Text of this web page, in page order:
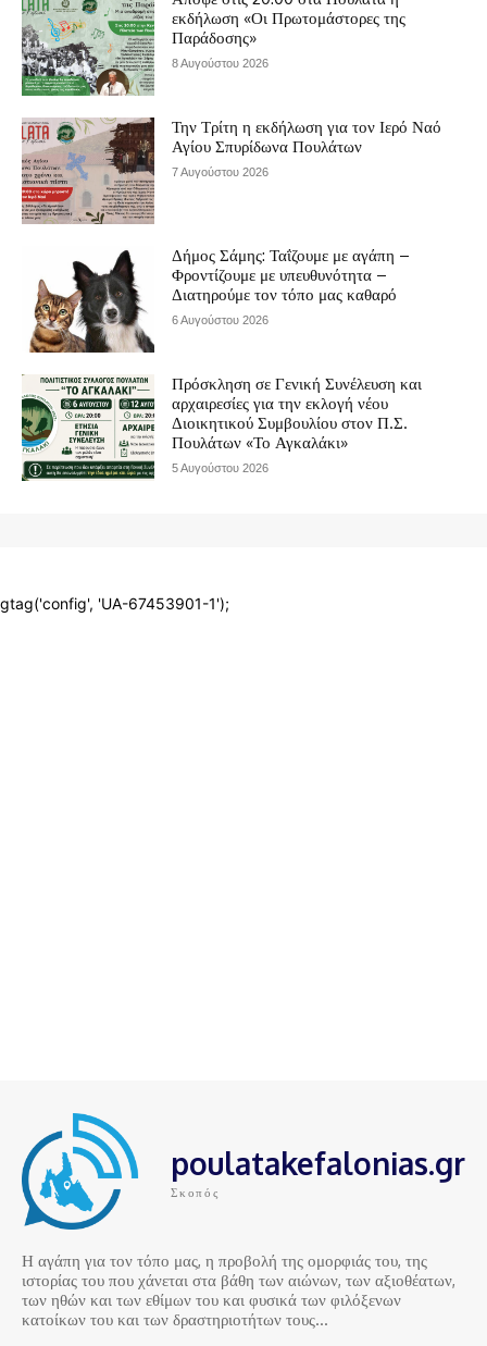
poulatakefalonias.gr
Σκοπός
Η αγάπη για τον τόπο μας, η προβολή της ομορφιάς του, της
ιστορίας του που χάνεται στα βάθη των αιώνων, των αξιοθέατων,
των ηθών και των εθίμων του και φυσικά των φιλόξενων
κατοίκων του και των δραστηριοτήτων τους…